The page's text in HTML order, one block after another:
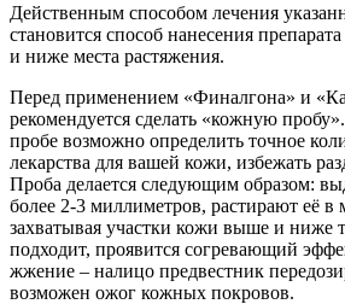
Действенным способом лечения
становится способ нанесения
и ниже места растяжения.
Перед применением «Финалгона» и
рекомендуется сделать «кожную
пробе возможно определить точное
лекарства для вашей кожи, избежать
Проба делается следующим образом:
более 2-3 миллиметров, растирают её в
захватывая участки кожи выше и ниже
подходит, проявится согревающий
жжение – налицо предвестник
возможен ожог кожных покровов.